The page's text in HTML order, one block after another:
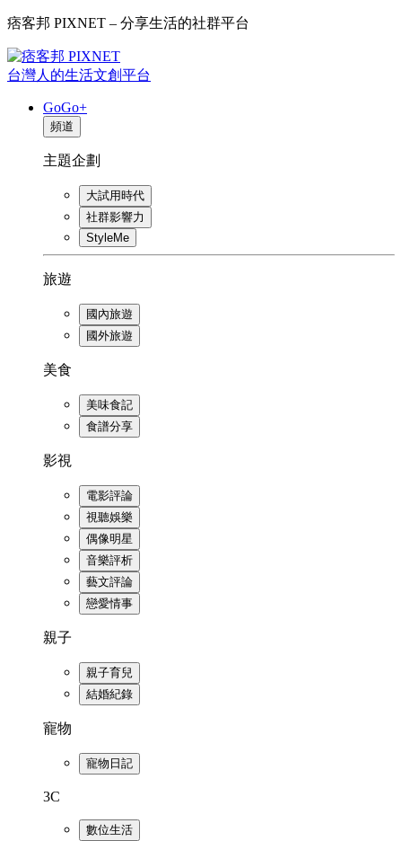
痞客邦 PIXNET – 分享生活的社群平台
台灣人的生活文創平台
GoGo+
頻道
主題企劃
大試用時代
社群影響力
StyleMe
旅遊
國內旅遊
國外旅遊
美食
美味食記
食譜分享
影視
電影評論
視聽娛樂
偶像明星
音樂評析
藝文評論
戀愛情事
親子
親子育兒
結婚紀錄
寵物
寵物日記
3C
數位生活